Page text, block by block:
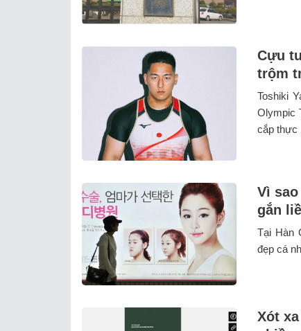
Cựu
trộm
Toshiki
Olympic
cắp thực
Vì
gắn
Tại Hàn
đẹp cá
Xót